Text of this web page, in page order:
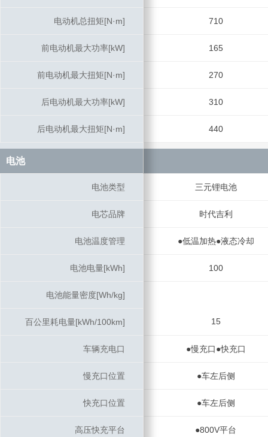
电动机总扭矩[N·m] 710
前电动机最大功率[kW] 165
前电动机最大扭矩[N·m] 270
后电动机最大功率[kW] 310
后电动机最大扭矩[N·m] 440
电池
电池类型 三元锂电池
电芯品牌 时代吉利
电池温度管理 ●低温加热●液态冷却
电池电量[kWh] 100
电池能量密度[Wh/kg]
百公里耗电量[kWh/100km] 15
车辆充电口 ●慢充口●快充口
慢充口位置 ●车左后侧
快充口位置 ●车左后侧
高压快充平台 ●800V平台
电动机总扭矩[N·m]
前电动机最大功率[kW]
前电动机最大扭矩[N·m]
后电动机最大功率[kW]
后电动机最大扭矩[N·m]
电池
电池类型
电芯品牌
电池温度管理
电池电量[kWh]
电池能量密度[Wh/kg]
百公里耗电量[kWh/100km]
车辆充电口
慢充口位置
快充口位置
高压快充平台